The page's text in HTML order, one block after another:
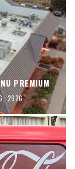
PREMIUM
2026